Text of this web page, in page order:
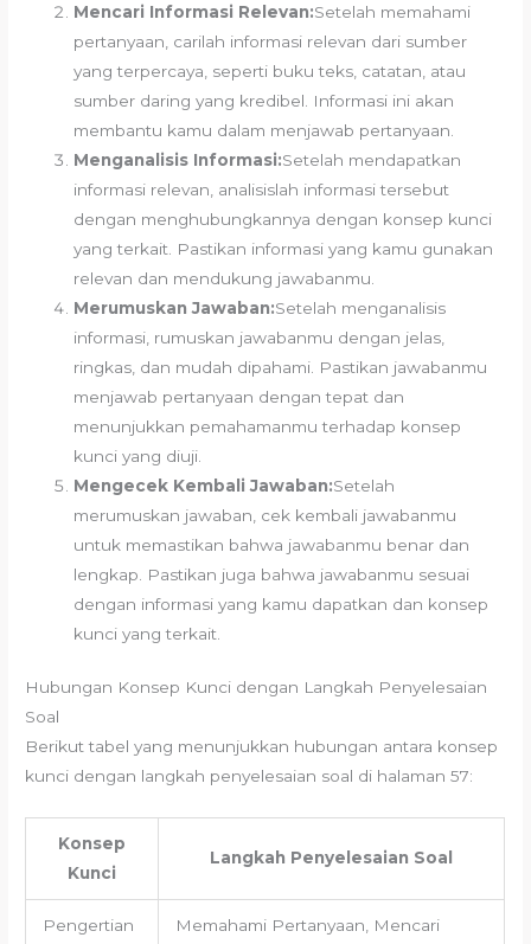
Mencari Informasi Relevan:Setelah memahami
pertanyaan, carilah informasi relevan dari sumber
yang terpercaya, seperti buku teks, catatan, atau
sumber daring yang kredibel. Informasi ini akan
membantu kamu dalam menjawab pertanyaan.
Menganalisis Informasi:Setelah mendapatkan
informasi relevan, analisislah informasi tersebut
dengan menghubungkannya dengan konsep kunci
yang terkait. Pastikan informasi yang kamu gunakan
relevan dan mendukung jawabanmu.
Merumuskan Jawaban:Setelah menganalisis
informasi, rumuskan jawabanmu dengan jelas,
ringkas, dan mudah dipahami. Pastikan jawabanmu
menjawab pertanyaan dengan tepat dan
menunjukkan pemahamanmu terhadap konsep
kunci yang diuji.
Mengecek Kembali Jawaban:Setelah
merumuskan jawaban, cek kembali jawabanmu
untuk memastikan bahwa jawabanmu benar dan
lengkap. Pastikan juga bahwa jawabanmu sesuai
dengan informasi yang kamu dapatkan dan konsep
kunci yang terkait.
Hubungan Konsep Kunci dengan Langkah Penyelesaian
Soal
Berikut tabel yang menunjukkan hubungan antara konsep
kunci dengan langkah penyelesaian soal di halaman 57:
Konsep
Kunci
Langkah Penyelesaian Soal
Pengertian
Memahami Pertanyaan, Mencari